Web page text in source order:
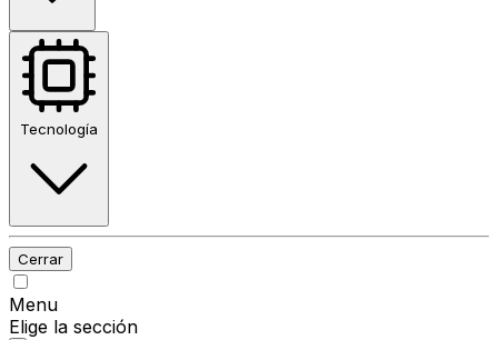
Tecnología
Cerrar
Menu
Elige la sección